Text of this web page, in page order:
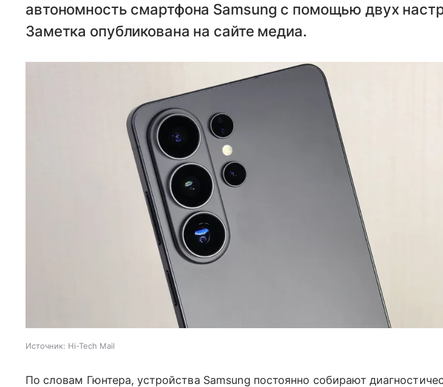
автономность смартфона Samsung с помощью двух
Заметка опубликована на сайте медиа.
Источник: Hi-Tech Mail
По словам Гюнтера, устройства Samsung постоянно собирают